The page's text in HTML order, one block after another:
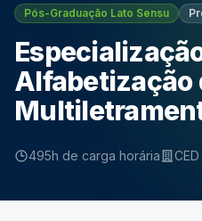
Pós-Graduação Lato Sensu
Alfabetização
495h de carga horária